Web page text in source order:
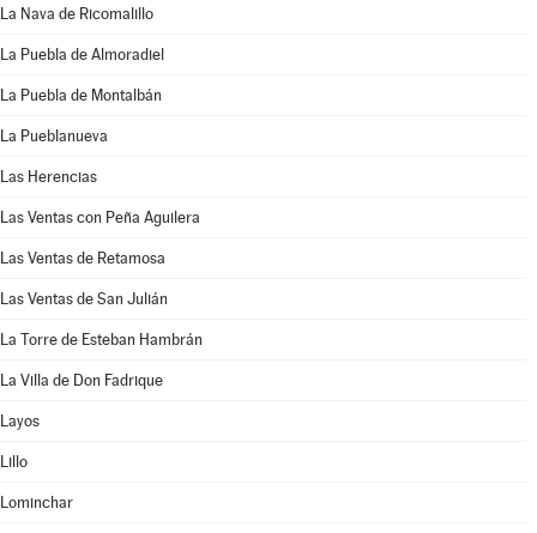
La Nava de Ricomalillo
La Puebla de Almoradiel
La Puebla de Montalbán
La Pueblanueva
Las Herencias
Las Ventas con Peña Aguilera
Las Ventas de Retamosa
Las Ventas de San Julián
La Torre de Esteban Hambrán
La Villa de Don Fadrique
Layos
Lillo
Lominchar